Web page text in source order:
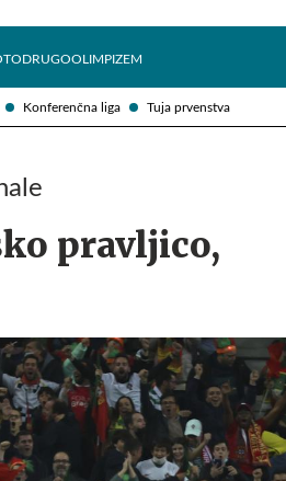
Konferenčna liga Tuja prvenstva
DRUGOOLIMPIZEM
pravljico,